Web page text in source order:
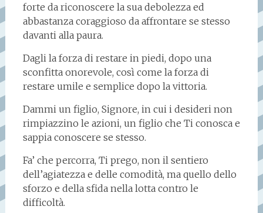
forte da riconoscere la sua debolezza ed
abbastanza coraggioso da affrontare se stesso
davanti alla paura.
Dagli la forza di restare in piedi, dopo una
sconfitta onorevole, così come la forza di
restare umile e semplice dopo la vittoria.
Dammi un figlio, Signore, in cui i desideri non
rimpiazzino le azioni, un figlio che Ti conosca e
sappia conoscere se stesso.
Fa’ che percorra, Ti prego, non il sentiero
dell’agiatezza e delle comodità, ma quello dello
sforzo e della sfida nella lotta contro le
difficoltà.